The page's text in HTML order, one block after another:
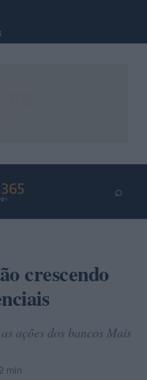
⌕
crescendo
ações dos bancos Mais
min